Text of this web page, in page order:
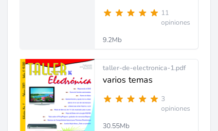
11
opiniones
9.2Mb
taller-de-electronica-1.pdf
varios temas
3
opiniones
30.55Mb